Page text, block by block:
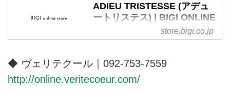
ADIEU TRISTESSE (アデュ
ートリステス) | BIGI ONLINE
STORE (ビギ オンラインスト
ア)
サイト・ADIEU TRISTESSE（ア
デュートリステス）のTOPページ
store.bigi.co.jp
◆ ヴェリテクール｜092-753-7559
http://online.veritecoeur.com/